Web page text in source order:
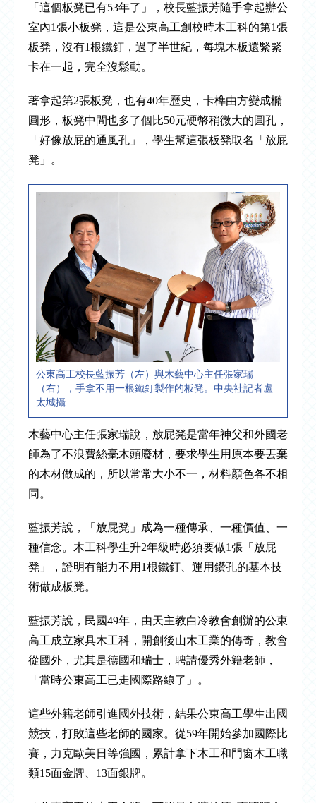
「這個板凳已有53年了」，校長藍振芳隨手拿起辦公
室內1張小板凳，這是公東高工創校時木工科的第1張
板凳，沒有1根鐵釘，過了半世紀，每塊木板還緊緊
卡在一起，完全沒鬆動。
著拿起第2張板凳，也有40年歷史，卡榫由方變成橢
圓形，板凳中間也多了個比50元硬幣稍微大的圓孔，
「好像放屁的通風孔」，學生幫這張板凳取名「放屁
凳」。
公東高工校長藍振芳（左）與木藝中心主任張家瑞
（右），手拿不用一根鐵釘製作的板凳。中央社記者盧
太城攝
木藝中心主任張家瑞說，放屁凳是當年神父和外國老
師為了不浪費絲毫木頭廢材，要求學生用原本要丟棄
的木材做成的，所以常常大小不一，材料顏色各不相
同。
藍振芳說，「放屁凳」成為一種傳承、一種價值、一
種信念。木工科學生升2年級時必須要做1張「放屁
凳」，證明有能力不用1根鐵釘、運用鑽孔的基本技
術做成板凳。
藍振芳說，民國49年，由天主教白冷教會創辦的公東
高工成立家具木工科，開創後山木工業的傳奇，教會
從國外，尤其是德國和瑞士，聘請優秀外籍老師，
「當時公東高工已走國際路線了」。
這些外籍老師引進國外技術，結果公東高工學生出國
競技，打敗這些老師的國家。從59年開始參加國際比
賽，力克歐美日等強國，累計拿下木工和門窗木工職
類15面金牌、13面銀牌。